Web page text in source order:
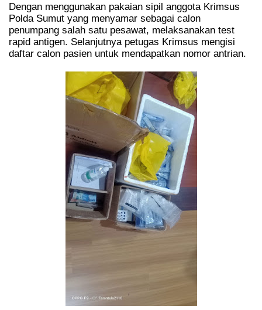
Dengan menggunakan pakaian sipil anggota Krimsus
Polda Sumut yang menyamar sebagai calon
penumpang salah satu pesawat, melaksanakan test
rapid antigen. Selanjutnya petugas Krimsus mengisi
daftar calon pasien untuk mendapatkan nomor antrian.